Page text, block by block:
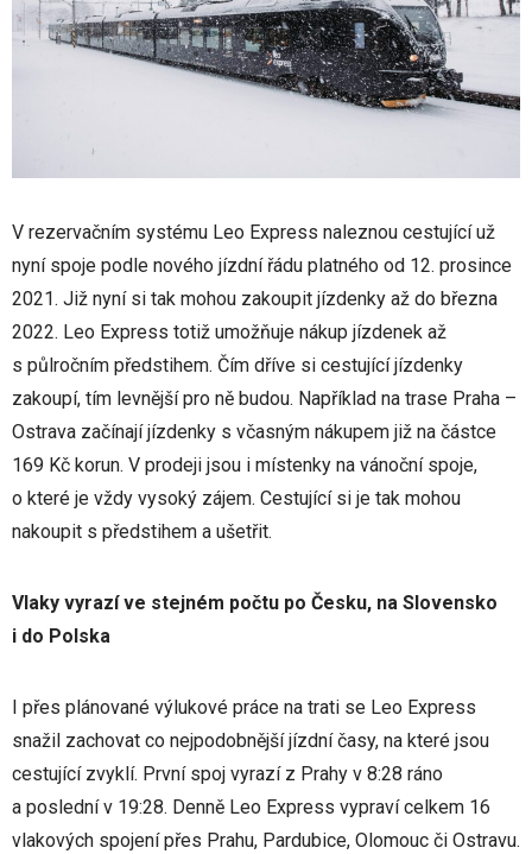
V rezervačním systému Leo Express naleznou cestující už
nyní spoje podle nového jízdní řádu platného od 12. prosince
2021. Již nyní si tak mohou zakoupit jízdenky až do března
2022. Leo Express totiž umožňuje nákup jízdenek až
s půlročním předstihem. Čím dříve si cestující jízdenky
zakoupí, tím levnější pro ně budou. Například na trase Praha –
Ostrava začínají jízdenky s včasným nákupem již na částce
169 Kč korun. V prodeji jsou i místenky na vánoční spoje,
o které je vždy vysoký zájem. Cestující si je tak mohou
nakoupit s předstihem a ušetřit.
Vlaky vyrazí ve stejném počtu po Česku, na Slovensko
i do Polska
I přes plánované výlukové práce na trati se Leo Express
snažil zachovat co nejpodobnější jízdní časy, na které jsou
cestující zvyklí. První spoj vyrazí z Prahy v 8:28 ráno
a poslední v 19:28. Denně Leo Express vypraví celkem 16
vlakových spojení přes Prahu, Pardubice, Olomouc či Ostravu.